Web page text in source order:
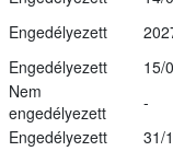
Engedélyezett
Engedélyezett
15/
Nem
engedélyezett
-
Engedélyezett
31/